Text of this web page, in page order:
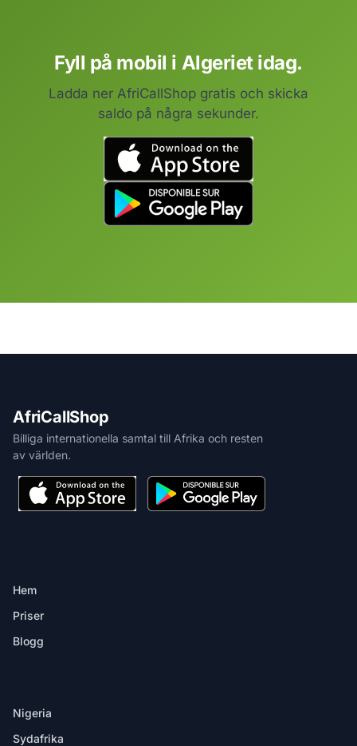
Fyll på mobil i Algeriet idag.
Ladda ner AfriCallShop gratis och skicka
saldo på några sekunder.
AfriCallShop
Billiga internationella samtal till Afrika och resten
av världen.
Hem
Priser
Blogg
Nigeria
Sydafrika